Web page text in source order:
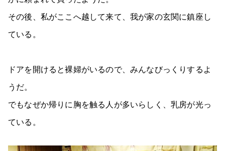
その後、私がここへ越して来て、我が家の玄関に鎮座し
ている。
ドアを開けると裸婦がいるので、みんなびっくりするよ
うだ。
でもなぜか帰りに胸を触る人が多いらしく、乳房が光っ
ている。